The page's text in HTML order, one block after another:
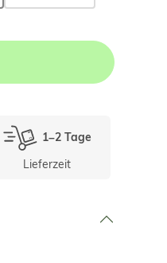
1–2 Tage
Lieferzeit